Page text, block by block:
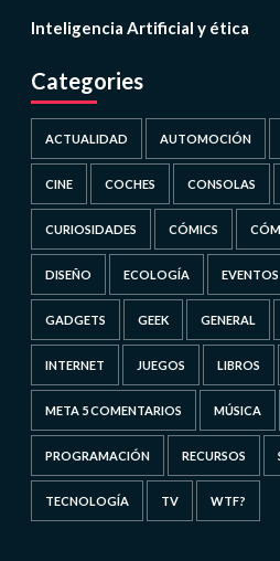
Inteligencia Artificial y ética
Categories
ACTUALIDAD AUTOMOCIÓN
CINE COCHES CONSOLAS
CURIOSIDADES CÓMICS
DISEÑO ECOLOGÍA EVENTOS
GADGETS GEEK GENERAL
INTERNET JUEGOS LIBROS
META 5 COMENTARIOS MÚSICA
PROGRAMACIÓN RECURSOS
TECNOLOGÍA TV WTF?